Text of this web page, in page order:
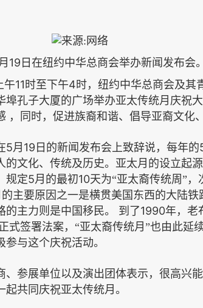
19 日在纽约中华总商会举办新闻发布会
午11时至下午4时，纽约中华总商会及其
埠孔子大厦的广场举办亚太传统月庆祝
，同时，促进族裔和谐、倡导亚裔文化
5月 19 日的新闻发布会上致辞说，每年的
的文化、传统及历史。亚太月的设立起
规定5月的最初10天为“亚太裔传统周”
主要原因之一是横贯美国东西的大陆铁
主力则是中国移民。 到了1990年，老
式签署法案，“亚太裔传统月”也由此延
与这个庆祝活动。
、参展单位以及演出团体表示，很高兴
共同庆祝亚太传统月。